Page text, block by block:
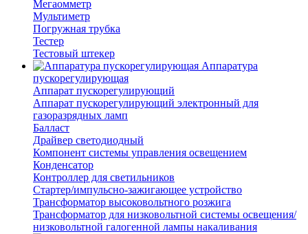
Мегаомметр
Мультиметр
Погружная трубка
Тестер
Тестовый штекер
Аппаратура
пускорегулирующая
Аппарат пускорегулирующий
Аппарат пускорегулирующий электронный для
газоразрядных ламп
Балласт
Драйвер светодиодный
Компонент системы управления освещением
Конденсатор
Контроллер для светильников
Стартер/импульсно-зажигающее устройство
Трансформатор высоковольтного розжига
Трансформатор для низковольтной системы освещения/
низковольтной галогенной лампы накаливания